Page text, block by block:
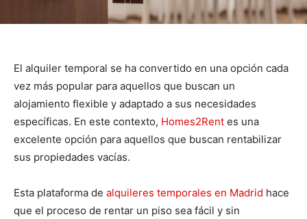
El alquiler temporal se ha convertido en una opción cada
vez más popular para aquellos que buscan un
alojamiento flexible y adaptado a sus necesidades
específicas. En este contexto, Homes2Rent es una
excelente opción para aquellos que buscan rentabilizar
sus propiedades vacías.
Esta plataforma de alquileres temporales en Madrid hace
que el proceso de rentar un piso sea fácil y sin